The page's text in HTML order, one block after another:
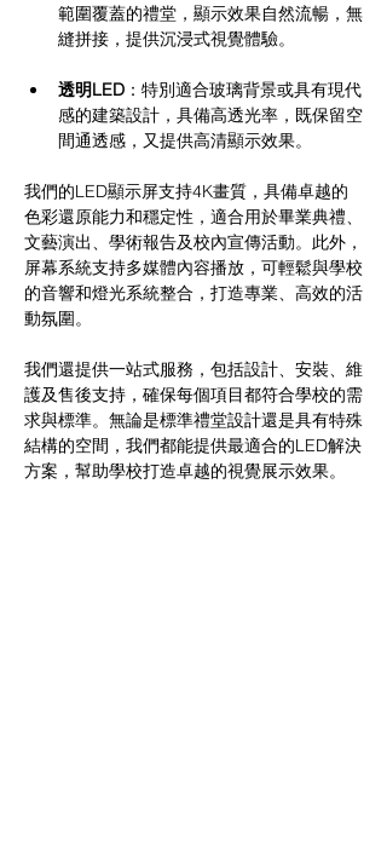
範圍覆蓋的禮堂，顯示效果自然流暢，無
縫拼接，提供沉浸式視覺體驗。
透明LED ：特別適合玻璃背景或具有現代
感的建築設計，具備高透光率，既保留空
間通透感，又提供高清顯示效果。
我們的LED顯示屏支持4K畫質，具備卓越的
色彩還原能力和穩定性，適合用於畢業典禮、
文藝演出、學術報告及校內宣傳活動。此外，
屏幕系統支持多媒體內容播放，可輕鬆與學校
的音響和燈光系統整合，打造專業、高效的活
動氛圍。
我們還提供一站式服務，包括設計、安裝、維
護及售後支持，確保每個項目都符合學校的需
求與標準。無論是標準禮堂設計還是具有特殊
結構的空間，我們都能提供最適合的LED解決
方案，幫助學校打造卓越的視覺展示效果。